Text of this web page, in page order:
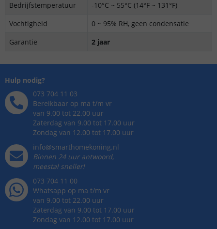
Bedrijfstemperatuur
-10°C ~ 55°C (14°F ~ 131°F)
Vochtigheid
0 ~ 95% RH, geen condensatie
Garantie
2 jaar
Hulp nodig?
073 704 11 03
Bereikbaar op ma t/m vr
van 9.00 tot 22.00 uur
Zaterdag van 9.00 tot 17.00 uur
Zondag van 12.00 tot 17.00 uur
info@smarthomekoning.nl
Binnen 24 uur antwoord,
meestal sneller!
073 704 11 00
Whatsapp op ma t/m vr
van 9.00 tot 22.00 uur
Zaterdag van 9.00 tot 17.00 uur
Zondag van 12.00 tot 17.00 uur